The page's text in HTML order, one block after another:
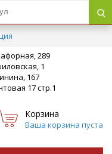
289
1
167
17 стр.1
Корзина
Ваша корзина пуста